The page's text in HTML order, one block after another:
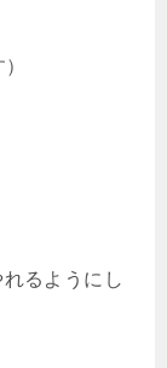
るようにし